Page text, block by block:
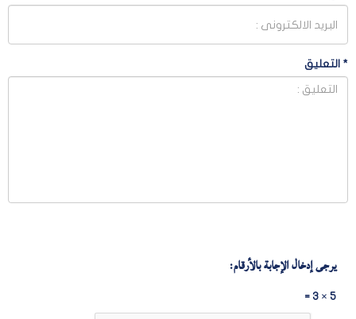
* التعليق
يرجى إدخال الإجابة بالأرقام:
5 × 3 =